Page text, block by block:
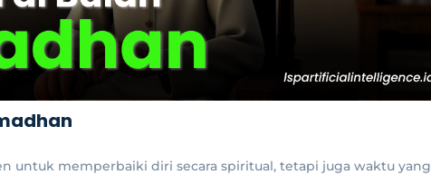
untuk memperbaiki diri secara spiritual, tetapi juga waktu yang